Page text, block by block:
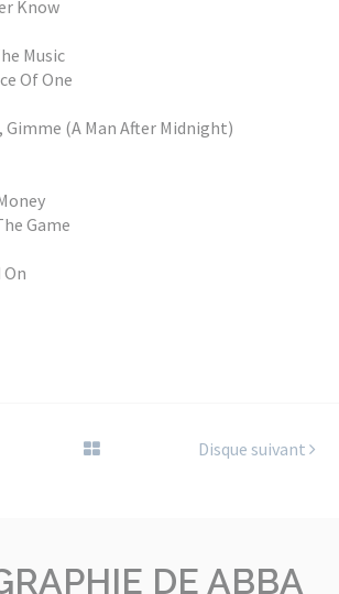
Know
Music
Of One
Gimme (A Man After Midnight)
Game
On
Disque suivant
DE ABBA